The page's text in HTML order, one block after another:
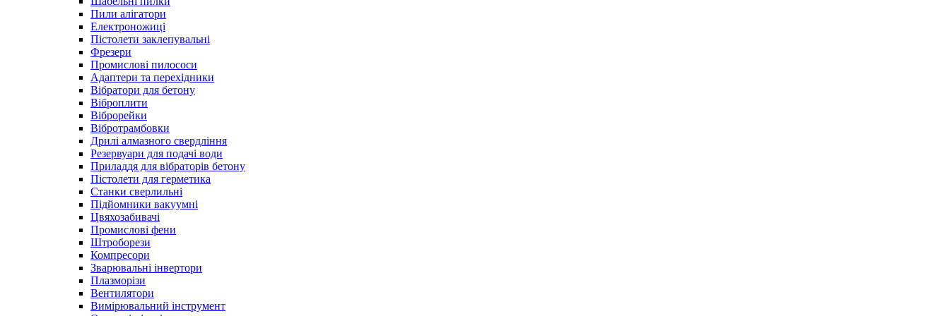
Пили алігатори
Електроножиці
Пістолети заклепувальні
Фрезери
Промислові пилососи
Адаптери та перехідники
Вібратори для бетону
Віброплити
Віброрейки
Вібротрамбовки
Дрилі алмазного свердління
Резервуари для подачі води
Приладдя для вібраторів бетону
Пістолети для герметика
Станки сверлильні
Підйомники вакуумні
Цвяхозабивачі
Промислові фени
Штроборези
Компресори
Зварювальні інвертори
Плазморізи
Вентилятори
Вимірювальний інструмент